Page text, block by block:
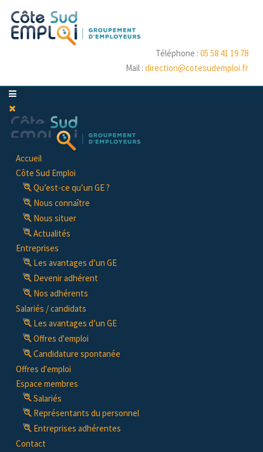
Téléphone : 05 58 41 19 78
Mail : direction@cotesudemploi.fr
Accueil
Côte Sud Emploi
Qu’est-ce qu’un GE ?
Nous connaître
Nous situer
Actualités
Entreprises
Les avantages d’un GE
Devenir adhérent
Nos adhérents
Salariés / candidats
Les avantages d’un GE
Offres d'emploi
Candidature spontanée
Offres d'emploi
Espace membres
Salariés
Représentants du personnel
Entreprises adhérentes
Contact